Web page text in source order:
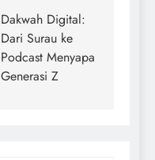
Dakwah Digital:
Dari Surau ke
Podcast Menyapa
Generasi Z